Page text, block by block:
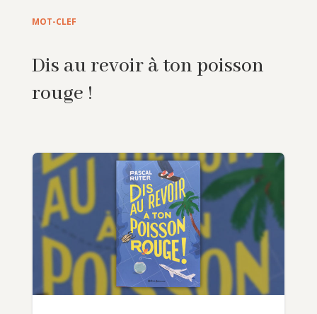
MOT-CLEF
Dis au revoir à ton poisson
rouge !